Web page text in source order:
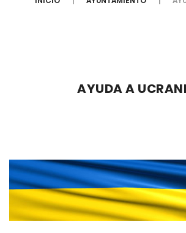
AYUDA A